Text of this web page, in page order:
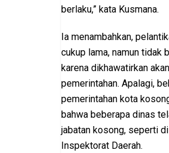
berlaku,” kata Kusmana.
Ia menambahkan,
cukup lama, namun tidak
karena dikhawatirkan
pemerintahan. Apalagi,
pemerintahan kota
bahwa beberapa dinas
jabatan kosong, seperti
Inspektorat Daerah.